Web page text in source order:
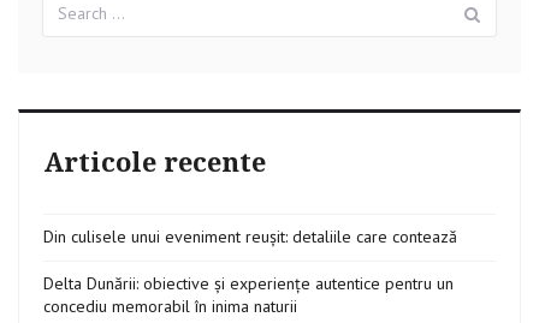
for:
Articole recente
Din culisele unui eveniment reușit: detaliile care contează
Delta Dunării: obiective și experiențe autentice pentru un
concediu memorabil în inima naturii